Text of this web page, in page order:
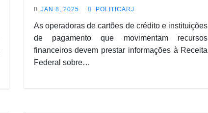
JAN 8, 2025 POLITICARJ
As operadoras de cartões de crédito e instituições
de pagamento que movimentam recursos
financeiros devem prestar informações à Receita
Federal sobre…